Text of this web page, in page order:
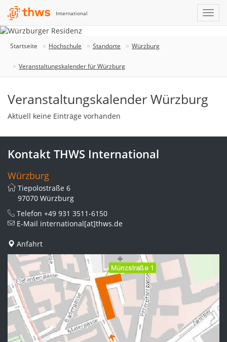
International
Startseite Hochschule Standorte Würzburg
Veranstaltungskalender für Würzburg
Veranstaltungskalender Würzburg
Aktuell keine Einträge vorhanden
Kontakt THWS International
Würzburg
Tiepolostraße 6
97070 Würzburg
Telefon +49 931 3511-6150
E-Mail international[at]thws.de
Anfahrt